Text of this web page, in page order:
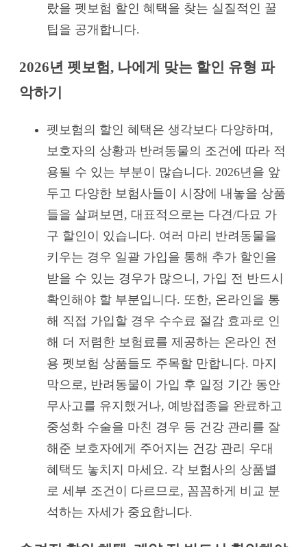
랐을 펫보험 할인 혜택을 찾는 실질적인 꿀
팁을 공개합니다.
2026년 펫보험, 나에게 맞는 할인 유형 파
악하기
펫보험의 할인 혜택은 생각보다 다양하며,
보호자의 상황과 반려동물의 조건에 따라 적
용될 수 있는 부분이 많습니다. 2026년을 앞
두고 다양한 보험사들이 시장에 내놓을 상품
들을 살펴보면, 대표적으로는 다견/다묘 가
구 할인이 있습니다. 여러 마리 반려동물을
키우는 경우 일괄 가입을 통해 추가 할인을
받을 수 있는 경우가 많으니, 가입 전 반드시
확인해야 할 부분입니다. 또한, 온라인을 통
해 직접 가입할 경우 수수료 절감 효과로 인
해 더 저렴한 보험료를 제공하는 온라인 전
용 펫보험 상품들도 주목할 만합니다. 마지
막으로, 반려동물이 가입 후 일정 기간 동안
무사고를 유지했거나, 예방접종을 완료하고
중성화 수술을 마친 경우 등 건강 관리를 잘
해준 보호자에게 주어지는 건강 관리 우대
혜택도 놓치지 마세요. 각 보험사의 상품별
로 세부 조건이 다르므로, 꼼꼼하게 비교 분
석하는 자세가 중요합니다.